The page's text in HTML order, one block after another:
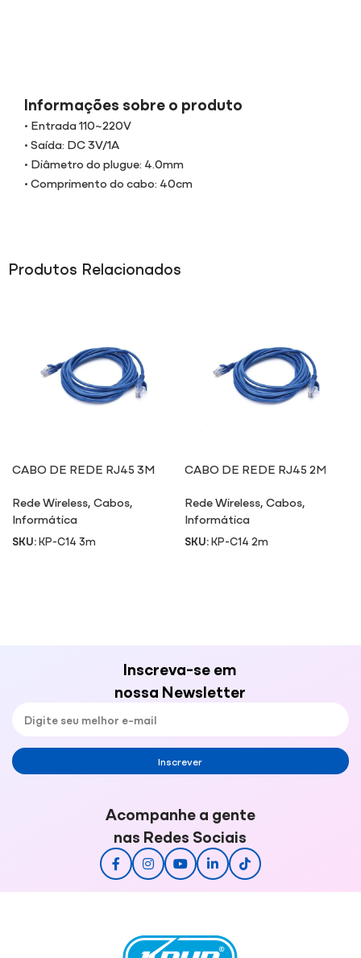
Informações sobre o produto
• Entrada 110~220V
• Saída: DC 3V/1A
• Diâmetro do plugue: 4.0mm
• Comprimento do cabo: 40cm
Produtos Relacionados
CABO DE REDE RJ45 3M
Rede Wireless,Cabos,
Informática
SKU:KP-C14 3m
CABO DE REDE RJ45 2M
Rede Wireless,Cabos,
Informática
SKU:KP-C14 2m
Inscreva-se em
nossa Newsletter
Inscrever
Acompanhe a gente
nas Redes Sociais